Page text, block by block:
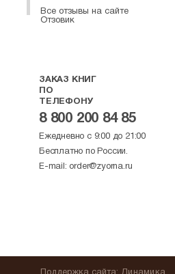
Все отзывы на сайте
Отзовик
ЗАКАЗ КНИГ
ПО
ТЕЛЕФОНУ
8 800 200 84 85
Ежедневно с 9:00 до 21:00
Бесплатно по России.
E-mail: order@zyorna.ru